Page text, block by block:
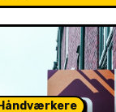
Håndværkere